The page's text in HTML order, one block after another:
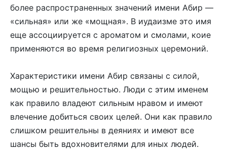
более распространенных значений имени Абир —
«сильная» или же «мощная». В иудаизме это имя
еще ассоциируется с ароматом и смолами, коие
применяются во время религиозных церемоний.
Характеристики имени Абир связаны с силой,
мощью и решительностью. Люди с этим именем
как правило владеют сильным нравом и имеют
влечение добиться своих целей. Они как правило
слишком решительны в деяниях и имеют все
шансы быть вдохновителями для иных людей.